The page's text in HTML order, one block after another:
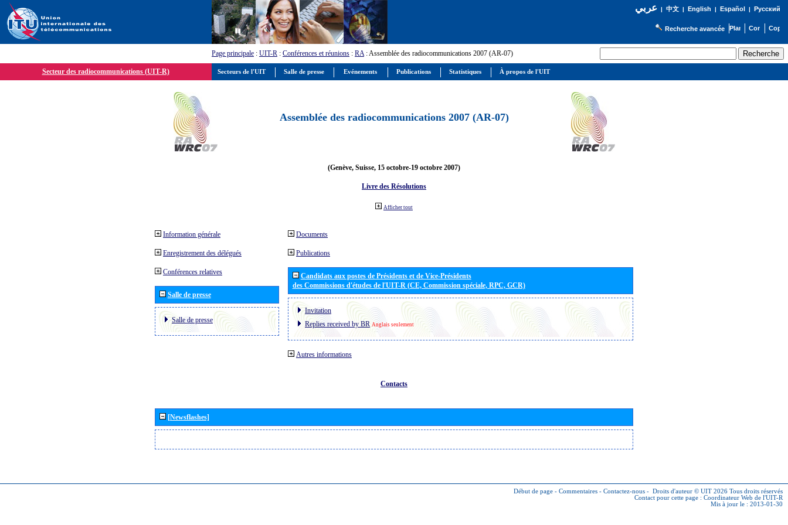
عربي| 中文| English | Español | Русский
Recherche avancée
Page principale : UIT-R : Conférences et réunions : RA: Assemblée des radiocommunications 2007 (AR-07)
Secteur des radiocommunications (UIT-R)
Assemblée des radiocommunications 2007 (AR-07)
(Genève, Suisse, 15 octobre-19 octobre 2007)
Livre des Résolutions
Afficher tout
Information générale
Enregistrement des délégués
Conférences relatives
Salle de presse
Salle de presse
Documents
Publications
Candidats aux postes de Présidents et de Vice-Présidents
des Commissions d'études de l'UIT-R (CE, Commission spéciale, RPC, GCR)
Invitation
Replies received by BR Anglais seulement
Autres informations
Contacts
[Newsflashes]
Début de page - Commentaires - Contactez-nous - Droits d'auteur © UIT 2026 Tous droits réservés
Contact pour cette page : Coordinateur Web de l'UIT-R
Mis à jour le : 2013-01-30
Secteurs de l'UIT Salle de presse Evénements Publications Statistiques À propos de l'UIT